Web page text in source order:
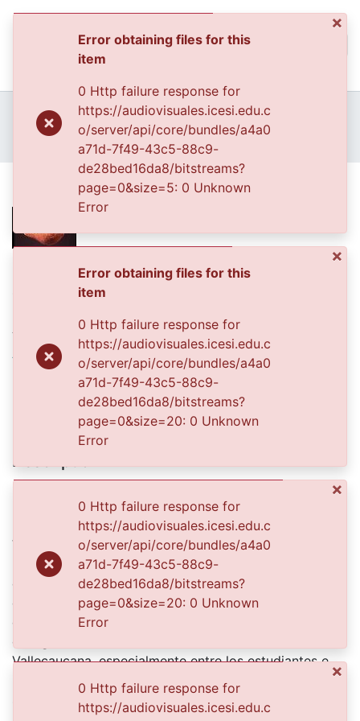
All of DSpace
Statistics
Home
Archivo del Patrimonio Fotográfico y Fílmico del Valle del Cauca
Fondo Archivo del Patrimonio Fotográfico y Fílmico del Valle del Cauca
Los Objetos
APFFVC - Objetos Arqueológico - Patrimonial
Ocarina
Ocarina
1990-01-01
Authors
ANDRES MEJIA
Publisher
Biblioteca Departamental Jorge Garces Borrero
Description
Ocarina. Cultura Nariño. Museo Arqueológico La
Merced.santiago de Cali.1990.
El Archivo del Patrimonio Fotográfico y Fílmico del
Valle del Cauca es responsabilidad de la Biblioteca
Departamental del Valle Jorge Garcés Borrero, por
convenio de cooperación suscrito con la Secretaria
del Cultura Departamental, con el fin de aunar
esfuerzos para su conservación, preservación y
divulgación del Archivo entre la comunidad
Vallecaucana, especialmente entre los estudiantes e
investigadores que visitan la Biblioteca, propiciando el
su uso y consulta permanente. La universidad Icesi es
×
Error obtaining files for this
item
0 Http failure response for
https://audiovisuales.icesi.edu.c
o/server/api/core/bundles/a4a0
a71d-7f49-43c5-88c9-
de28bed16da8/bitstreams?
page=0&size=5: 0 Unknown
Error
×
Error obtaining files for this
item
0 Http failure response for
https://audiovisuales.icesi.edu.c
o/server/api/core/bundles/a4a0
a71d-7f49-43c5-88c9-
de28bed16da8/bitstreams?
page=0&size=20: 0 Unknown
Error
×
0 Http failure response for
https://audiovisuales.icesi.edu.c
o/server/api/core/bundles/a4a0
a71d-7f49-43c5-88c9-
de28bed16da8/bitstreams?
page=0&size=20: 0 Unknown
Error
×
0 Http failure response for
https://audiovisuales.icesi.edu.c